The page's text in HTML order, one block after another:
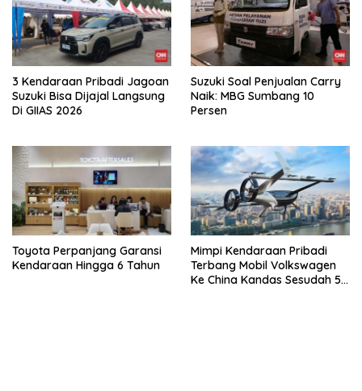
3 Kendaraan Pribadi Jagoan
Suzuki Bisa Dijajal Langsung
Di GIIAS 2026
Suzuki Soal Penjualan Carry
Naik: MBG Sumbang 10
Persen
Toyota Perpanjang Garansi
Kendaraan Hingga 6 Tahun
Mimpi Kendaraan Pribadi
Terbang Mobil Volkswagen
Ke China Kandas Sesudah 5